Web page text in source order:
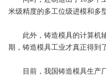
米级精度的多工位级进模和多
此外，铸造模具的计算机辅
期，铸造模具工业才真正得到
目前，我国铸造模具生产厂